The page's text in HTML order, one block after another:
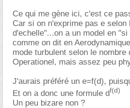
Ce qui me gène ici, c'est ce
Car si on n'exprime pas e selon
d'echelle"...on a un model en
comme on dit en
mode turbulent selon le nombre
Operationel, mais assez peu
J'aurais préféré un e=f(d),
Et on a donc une formule df(d)
Un peu bizare non ?